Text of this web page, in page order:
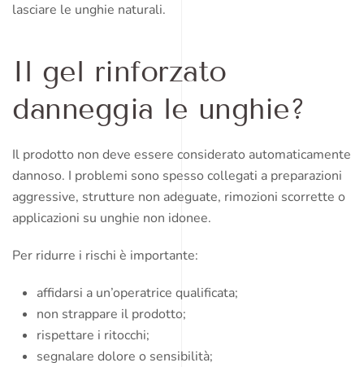
lasciare le unghie naturali.
Il gel rinforzato
danneggia le unghie?
Il prodotto non deve essere considerato automaticamente
dannoso. I problemi sono spesso collegati a preparazioni
aggressive, strutture non adeguate, rimozioni scorrette o
applicazioni su unghie non idonee.
Per ridurre i rischi è importante:
affidarsi a un’operatrice qualificata;
non strappare il prodotto;
rispettare i ritocchi;
segnalare dolore o sensibilità;